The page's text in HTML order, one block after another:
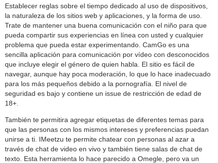
Establecer reglas sobre el tiempo dedicado al uso de dispositivos,
la naturaleza de los sitios web y aplicaciones, y la forma de uso.
Trate de mantener una buena comunicación con el niño para que
pueda compartir sus experiencias en línea con usted y cualquier
problema que pueda estar experimentando. CamGo es una
sencilla aplicación para comunicación por vídeo con desconocidos
que incluye elegir el género de quien habla. El sitio es fácil de
navegar, aunque hay poca moderación, lo que lo hace inadecuado
para los más pequeños debido a la pornografía. El nivel de
seguridad es bajo y contiene un issue de restricción de edad de
18+.
También te permitira agregar etiquetas de diferentes temas para
que las personas con los mismos intereses y preferencias puedan
unirse a ti. IMeetzu te permite chatear con personas al azar a
través de chat de video en vivo y también tiene salas de chat de
texto. Esta herramienta lo hace parecido a Omegle, pero va un